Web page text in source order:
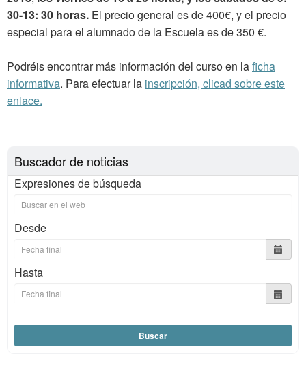
30-13: 30 horas. El precio general es de 400€, y el precio
especial para el alumnado de la Escuela es de 350 €.
Podréis encontrar más información del curso en laficha
informativa. Para efectuar la inscripción, clicad sobre este
enlace.
Buscador de noticias
Expresiones de búsqueda
Desde
Hasta
Buscar